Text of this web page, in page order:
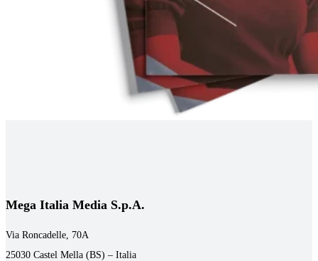
Mega Italia Media S.p.A.
Via Roncadelle, 70A
25030 Castel Mella (BS) – Italia